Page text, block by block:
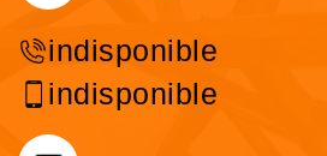
indisponible
indisponible